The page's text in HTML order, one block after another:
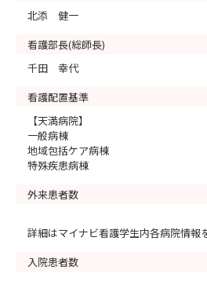
北添 健一
看護部長(総師長)
千田 幸代
看護配置基準
【天満病院】
一般病棟
地域包括ケア病棟
特殊疾患病棟
外来患者数
詳細はマイナビ看護学生内各病院情報
入院患者数